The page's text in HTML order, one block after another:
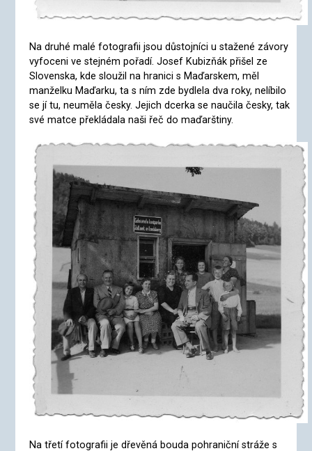
Na druhé malé fotografii jsou důstojníci u stažené závory
vyfoceni ve stejném pořadí. Josef Kubizňák přišel ze
Slovenska, kde sloužil na hranici s Maďarskem, měl
manželku Maďarku, ta s ním zde bydlela dva roky, nelíbilo
se jí tu, neuměla česky. Jejich dcerka se naučila česky, tak
své matce překládala naši řeč do maďarštiny.
Na třetí fotografii je dřevěná bouda pohraniční stráže s